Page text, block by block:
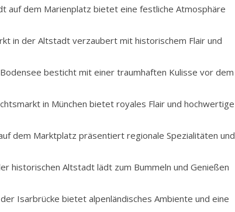
auf dem Marienplatz bietet eine festliche Atmosphäre
in der Altstadt verzaubert mit historischem Flair und
besticht mit einer traumhaften Kulisse vor dem
in München bietet royales Flair und hochwertige
dem Marktplatz präsentiert regionale Spezialitäten und
historischen Altstadt lädt zum Bummeln und Genießen
Isarbrücke bietet alpenländisches Ambiente und eine